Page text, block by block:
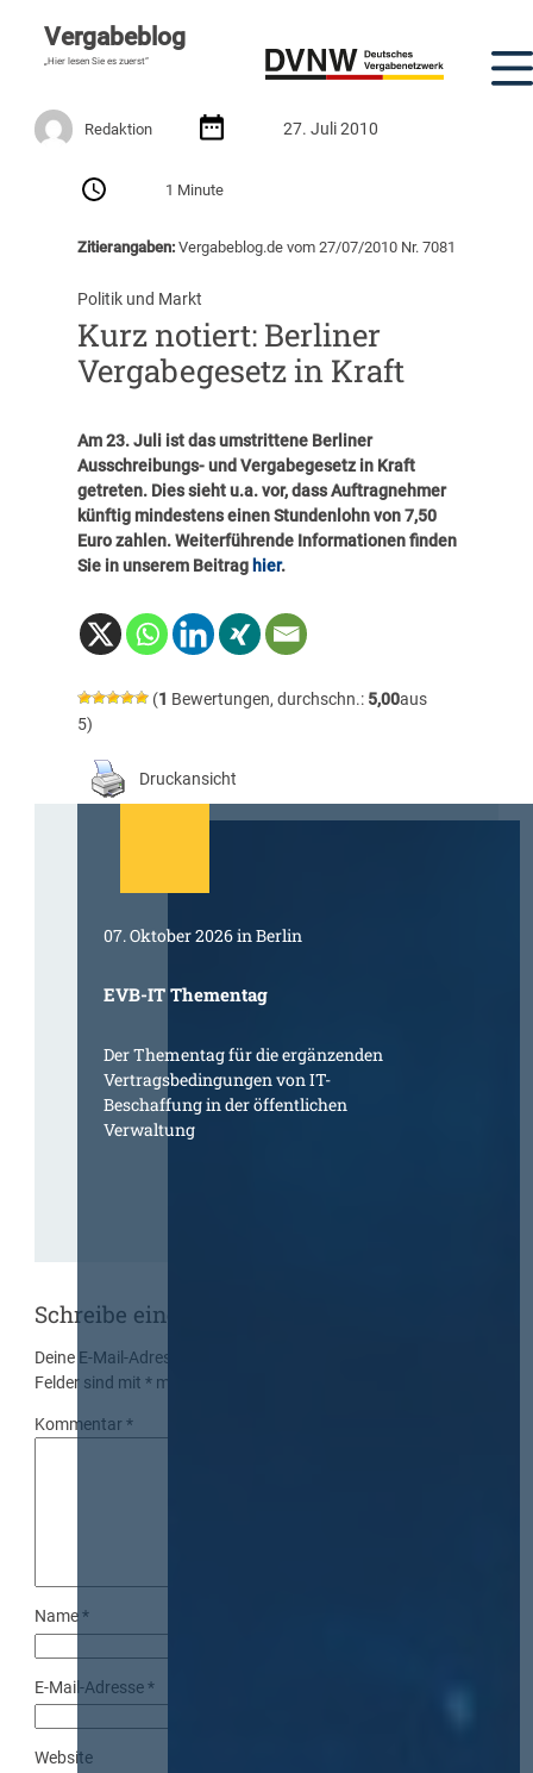
Vergabeblog
„Hier lesen Sie es zuerst“
Redaktion 27. Juli 2010
1 Minute
Zitierangaben:Vergabeblog.de vom 27/07/2010 Nr. 7081
Politik und Markt
Kurz notiert: Berliner
Vergabegesetz in Kraft
Am 23. Juli ist das umstrittene Berliner
Ausschreibungs- und Vergabegesetz in Kraft
getreten. Dies sieht u.a. vor, dass Auftragnehmer
künftig mindestens einen Stundenlohn von 7,50
Euro zahlen. Weiterführende Informationen finden
Sie in unserem Beitrag hier.
(1 Bewertungen, durchschn.: 5,00aus
5)
Druckansicht
07. Oktober 2026 in Berlin
EVB-IT Thementag
Der Thementag für die ergänzenden
Vertragsbedingungen von IT-
Beschaffung in der öffentlichen
Verwaltung
Schreibe einen Kommentar
Deine E-Mail-Adresse wird nicht veröffentlicht.
Felder sind mit* markiert
Kommentar*
Name*
E-Mail-Adresse*
Website